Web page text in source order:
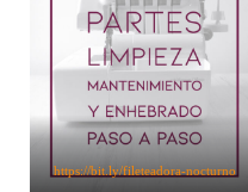
https://bit.ly/fileteadora-nocturno